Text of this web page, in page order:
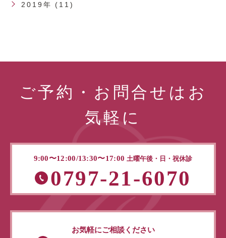
2019年 (11)
ご予約・お問合せはお
気軽に
9:00〜12:00/13:30〜17:00 土曜午後・日・祝休診
0797-21-6070
お気軽にご相談ください